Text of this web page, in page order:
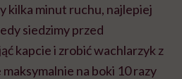
kilka minut ruchu, najlepiej
siedzimy przed
kapcie i zrobić wachlarzyk z
na boki 10 razy